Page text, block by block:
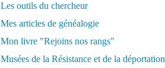
Les outils du chercheur
Mes articles de généalogie
Mon livre "Rejoins nos rangs"
Musées de la Résistance et de la déportation